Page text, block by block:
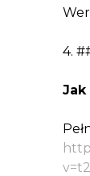
4.
Jak